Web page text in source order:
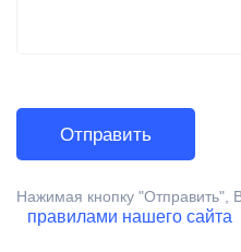
Нажимая кнопку "Отправить",
правилами нашего сайта